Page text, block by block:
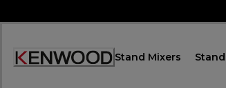
to
Accessibility
Stand Mixers